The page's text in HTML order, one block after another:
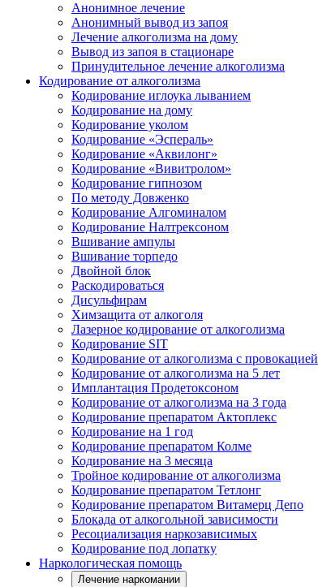
Анонимное лечение
Анонимный вывод из запоя
Лечение алкоголизма на дому
Вывод из запоя в стационаре
Принудительное лечение алкоголизма
Кодирование от алкоголизма
Кодирование иглоука лыванием
Кодирование на дому
Кодирование уколом
Кодирование «Эспераль»
Кодирование «Аквилонг»
Кодирование «Вивитролом»
Кодирование гипнозом
По методу Довженко
Кодирование Алгоминалом
Кодирование Налтрексоном
Вшивание ампулы
Вшивание торпедо
Двойной блок
Раскодироваться
Дисульфирам
Химзащита от алкоголя
Лазерное кодирование от алкоголизма
Кодирование SIT
Кодирование от алкоголизма с провокацией
Кодирование от алкоголизма на 5 лет
Имплантация Продетоксоном
Кодирование от алкоголизма на 3 года
Кодирование препаратом Актоплекс
Кодирование на 1 год
Кодирование препаратом Колме
Кодирование на 3 месяца
Тройное кодирование от алкоголизма
Кодирование препаратом Тетлонг
Кодирование препаратом Витамерц Депо
Блокада от алкогольной зависимости
Ресоциализация наркозависимых
Кодирование под лопатку
Наркологическая помощь
Лечение наркомании